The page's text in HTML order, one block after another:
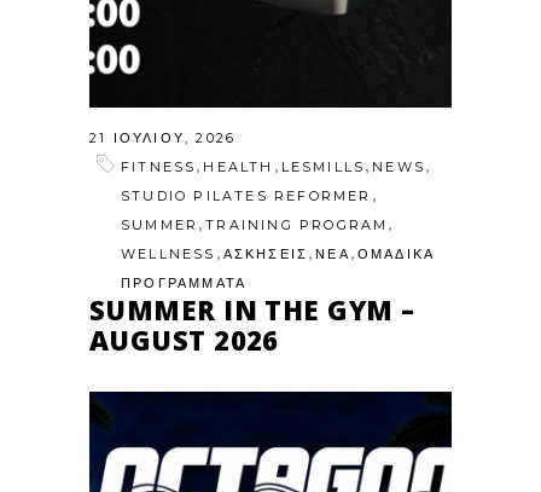
21 ΙΟΥΛΊΟΥ, 2026
FITNESS , HEALTH , LESMILLS , NEWS ,
STUDIO PILATES REFORMER ,
SUMMER ,TRAINING PROGRAM ,
WELLNESS , ΑΣΚΗΣΕΙΣ ,ΝΕΑ , ΟΜΑΔΙΚΑ
ΠΡΟΓΡΑΜΜΑΤΑ
SUMMER IN THE GYM –
AUGUST 2026